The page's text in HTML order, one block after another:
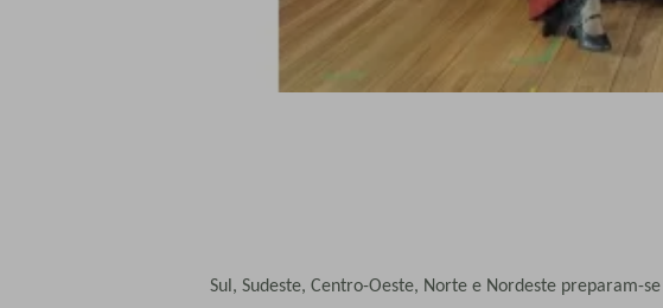
Sul, Sudeste, Centro-Oeste, Norte e Nordeste preparam-se